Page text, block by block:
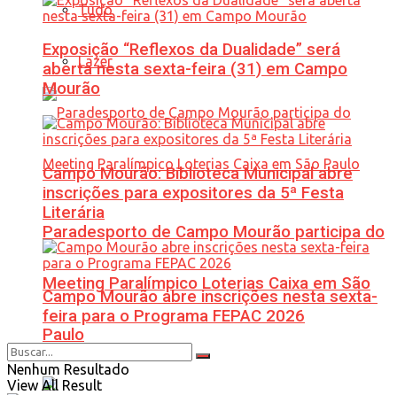
Tudo
Lazer
Paradesporto de Campo Mourão participa do
Meeting Paralímpico Loterias Caixa em São
Paulo
Exposição “Reflexos da Dualidade” será
aberta nesta sexta-feira (31) em Campo
Mourão
Campo Mourão: Biblioteca Municipal abre
inscrições para expositores da 5ª Festa
Literária
Campo Mourão abre inscrições nesta sexta-
feira para o Programa FEPAC 2026
Nenhum Resultado
View All Result